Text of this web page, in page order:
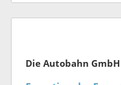
Die Autobahn